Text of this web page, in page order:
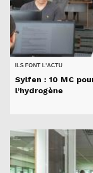
ILS FONT L'ACTU
Sylfen : 10 M€
l’hydrogène